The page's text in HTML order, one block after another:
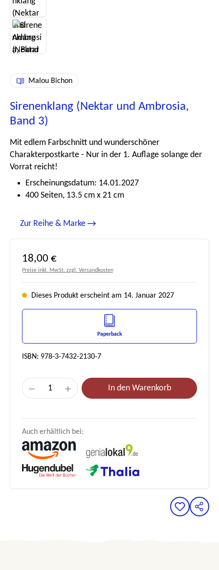
Malou Bichon
Sirenenklang (Nektar und Ambrosia,
Band 3)
Mit edlem Farbschnitt und wunderschöner
Charakterpostkarte - Nur in der 1. Auflage solange der
Vorrat reicht!
Erscheinungsdatum: 14.01.2027
400 Seiten, 13.5 cm x 21 cm
Zur Reihe & Marke
Regulärer Preis:
18,00 €
Preise inkl. MwSt. zzgl. Versandkosten
Dieses Produkt erscheint am 14. Januar 2027
Paperback
ISBN: 978-3-7432-2130-7
Produkt Anzahl: Gib den gewünschten
In den Warenkorb
Auch erhältlich bei: